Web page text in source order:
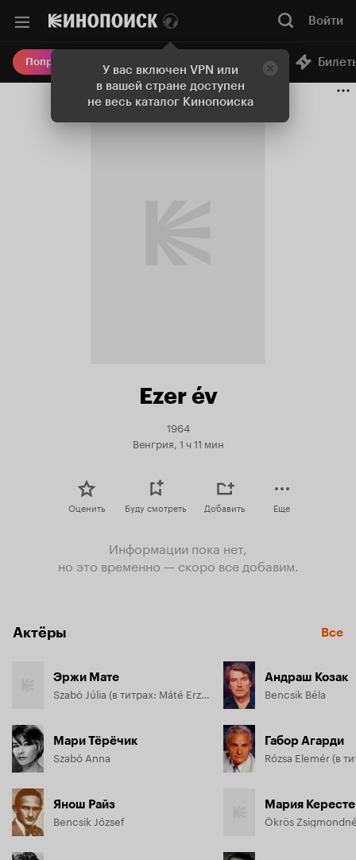
У вас включен VPN или
в вашей стране доступен
не весь каталог Кинопоиска
Войти
Попробовать Плюс Онлайн-кинотеатр
Ezer év
1964
Венгрия, 1 ч 11 мин
Оценить Буду смотреть Добавить Еще
Информации пока нет,
но это временно — скоро все добавим.
Актёры Все
Эржи Мате
Szabó Júlia (в титрах: Máté Erzsi)
Мари Тёрёчик
Szabó Anna
Янош Райз
Bencsik József
Андраш Козак
Bencsik Béla
Габор Агарди
Мария
Ökrös